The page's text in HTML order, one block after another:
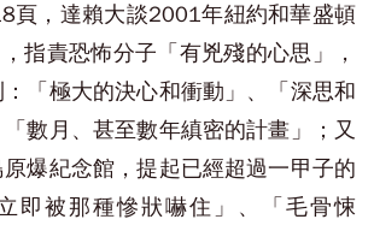
頁，達賴大談2001年紐約和華盛頓
指責恐怖分子「有兇殘的心思」，
「極大的決心和衝動」、「深思和
數月、甚至數年縝密的計畫」；又
爆紀念館，提起已經超過一甲子的
即被那種慘狀嚇住」、「毛骨悚